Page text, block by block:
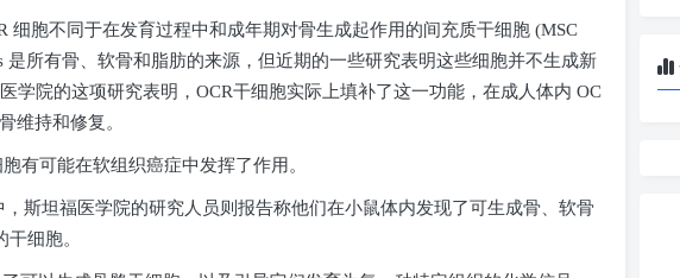
细胞不同于在发育过程中和成年期对骨生成起作用的间充质干细胞 (MSC
是所有骨、软骨和脂肪的来源，但近期的一些研究表明这些细胞并不生成新
学院的这项研究表明， OCR干细胞实际上填补了这一功能，在成人体内 OC
维持和修复。
有可能在软组织癌症中发挥了作用。
，斯坦福医学院的研究人员则报告称他们在小鼠体内发现了可生成骨、软骨
细胞。